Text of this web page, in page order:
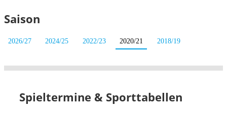
Saison
2026/27 2024/25 2022/23 2020/21 2018/19
Spieltermine & Sporttabellen